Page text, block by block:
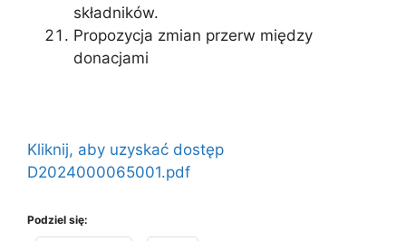
składników.
Propozycja zmian przerw między
donacjami
Kliknij, aby uzyskać dostęp
D2024000065001.pdf
Podziel się: